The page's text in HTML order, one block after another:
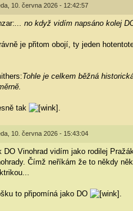
10. června 2026 - 12:42:57
... no když vidím napsáno kolej
je přitom obojí, ty jeden
Tohle je celkem běžná
tak .
10. června 2026 - 15:43:04
DO Vinohrad vidím jako rodilej
Čímž neříkám že to někdy
to připomíná jako DO .